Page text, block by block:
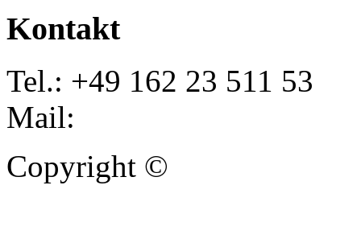
Kontakt
Tel.: +49 162 23 511 53
Mail:
Copyright ©